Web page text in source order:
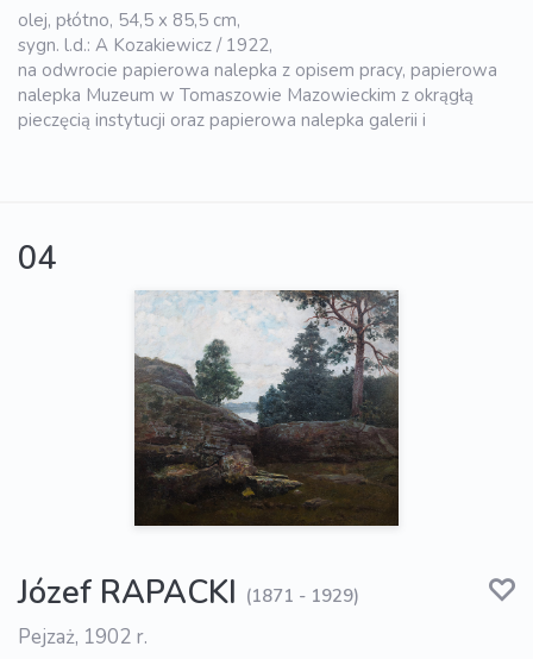
olej, płótno, 54,5 x 85,5 cm,
sygn. l.d.: A Kozakiewicz / 1922,
na odwrocie papierowa nalepka z opisem pracy, papierowa
nalepka Muzeum w Tomaszowie Mazowieckim z okrągłą
pieczęcią instytucji oraz papierowa nalepka galerii i
04
Józef RAPACKI (1871 - 1929)
Pejzaż, 1902 r.